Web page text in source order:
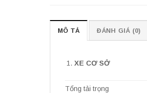
MÔ TẢ ĐÁNH GIÁ (0)
XE CƠ SỞ
Tổng tải trọng